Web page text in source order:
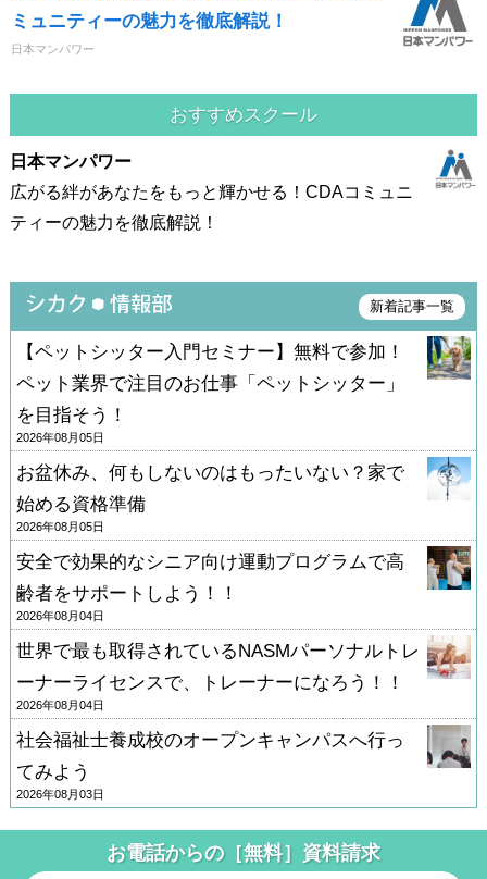
ミュニティーの魅力を徹底解説！
日本マンパワー
おすすめスクール
日本マンパワー
広がる絆があなたをもっと輝かせる！CDAコミュニ
ティーの魅力を徹底解説！
新着記事一覧
【ペットシッター入門セミナー】無料で参加！
ペット業界で注目のお仕事「ペットシッター」
を目指そう！
2026年08月05日
お盆休み、何もしないのはもったいない？家で
始める資格準備
2026年08月05日
安全で効果的なシニア向け運動プログラムで高
齢者をサポートしよう！！
2026年08月04日
世界で最も取得されているNASMパーソナルトレ
ーナーライセンスで、トレーナーになろう！！
2026年08月04日
社会福祉士養成校のオープンキャンパスへ行っ
てみよう
2026年08月03日
お電話からの［無料］資料請求